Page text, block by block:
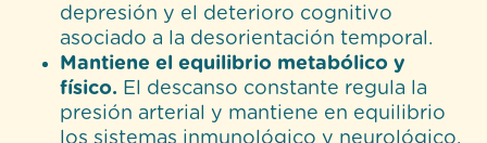
depresión y el deterioro cognitivo
asociado a la desorientación temporal.
Mantiene el equilibrio metabólico y
físico. El descanso constante regula la
presión arterial y mantiene en equilibrio
los sistemas inmunológico y neurológico.